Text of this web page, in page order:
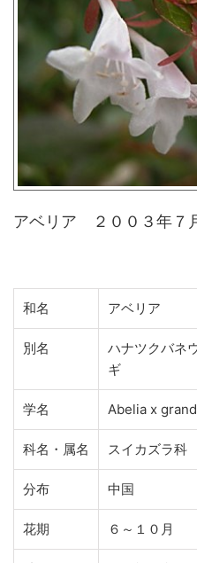
アベリア ２００３年
和名 アベリア
別名
ハナツクバネ
ギ
学名 Abelia x
科名・属名 スイカズラ科
分布 中国
花期 ６～１０月